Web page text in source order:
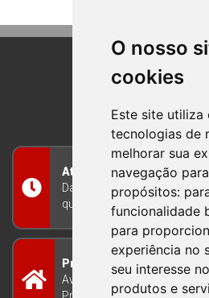
O nosso
cookies
Este site utiliza
tecnologias de
melhorar sua
navegação
propósitos:
funcionalidade
para
experiência no
seu interesse
produtos e
BOM
RIO GRANDE
Atendimento
Das 8h às 12h e das 13h às
quinta-feira, e nas sextas-
Prefeitura Municipal
Avenida Guilherme Winter 65